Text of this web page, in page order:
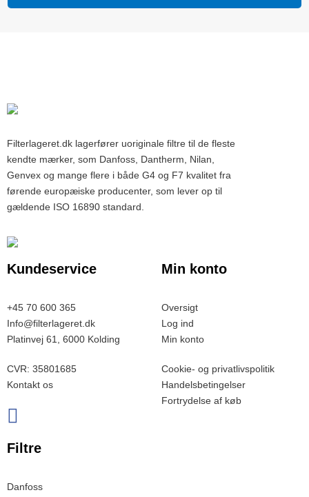
Filterlageret.dk lagerfører uoriginale filtre til de fleste
kendte mærker, som Danfoss, Dantherm, Nilan,
Genvex og mange flere i både G4 og F7 kvalitet fra
førende europæiske producenter, som lever op til
gældende ISO 16890 standard.
Kundeservice
+45 70 600 365
Info@filterlageret.dk
Platinvej 61, 6000 Kolding
CVR: 35801685
Kontakt os
Min konto
Oversigt
Log ind
Min konto
Cookie- og privatlivspolitik
Handelsbetingelser
Fortrydelse af køb
Filtre
Danfoss